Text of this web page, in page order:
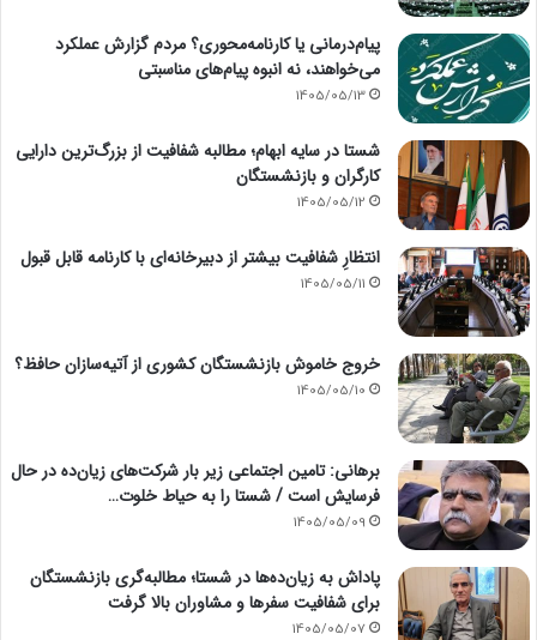
پیام‌درمانی یا کارنامه‌محوری؟ مردم گزارش عملکرد
می‌خواهند، نه انبوه پیام‌های مناسبتی
1405/05/13
شستا در سایه ابهام؛ مطالبه شفافیت از بزرگ‌ترین دارایی
کارگران و بازنشستگان
1405/05/12
انتظارِ شفافیت بیشتر از دبیرخانه‌ای با کارنامه قابل قبول
1405/05/11
خروج خاموش بازنشستگان کشوری از آتیه‌سازان حافظ؟
1405/05/10
برهانی: تامین اجتماعی زیر بار شرکت‌های زیان‌ده در حال
فرسایش است / شستا را به حیاط خلوت…
1405/05/09
پاداش به زیان‌ده‌ها در شستا؛ مطالبه‌گری بازنشستگان
برای شفافیت سفرها و مشاوران بالا گرفت
1405/05/07